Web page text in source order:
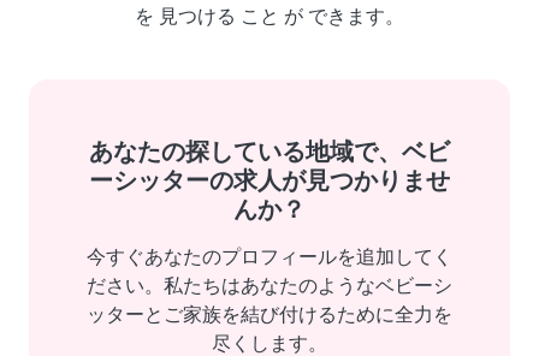
を 見つける こと が できます。
あなたの探している地域で、ベビ
ーシッターの求人が見つかりませ
んか？
今すぐあなたのプロフィールを追加してく
ださい。私たちはあなたのようなベビーシ
ッターとご家族を結び付けるために全力を
尽くします。